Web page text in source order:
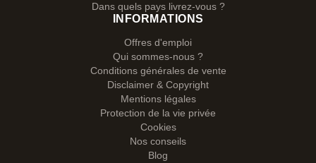
Dans quels pays livrez-vous ?
INFORMATIONS
Offres d'emploi
Qui sommes-nous ?
Conditions générales de vente
Disclaimer & Copyright
Mentions légales
Protection de la vie privée
Cookies
Nos conseils
Blog